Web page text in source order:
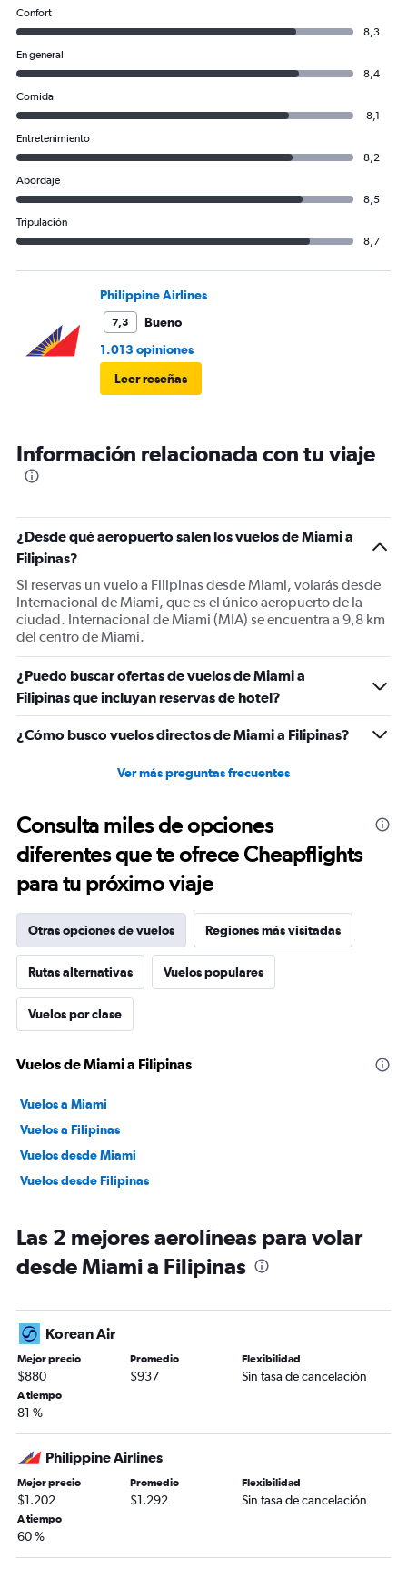
Confort
8,3
En general
8,4
Comida
8,1
Entretenimiento
8,2
Abordaje
8,5
Tripulación
8,7
Philippine Airlines
7,3
Bueno
1.013 opiniones
Leer reseñas
Información relacionada con tu viaje
¿Desde qué aeropuerto salen los vuelos de Miami a
Filipinas?
Si reservas un vuelo a Filipinas desde Miami, volarás desde
Internacional de Miami, que es el único aeropuerto de la
ciudad. Internacional de Miami (MIA) se encuentra a 9,8 km
del centro de Miami.
¿Puedo buscar ofertas de vuelos de Miami a
Filipinas que incluyan reservas de hotel?
¿Cómo busco vuelos directos de Miami a Filipinas?
Ver más preguntas frecuentes
Consulta miles de opciones
diferentes que te ofrece Cheapflights
para tu próximo viaje
Otras opciones de vuelos Regiones más visitadas
Rutas alternativas Vuelos populares
Vuelos por clase
Vuelos de Miami a Filipinas
Vuelos a Miami
Vuelos a Filipinas
Vuelos desde Miami
Vuelos desde Filipinas
Las 2 mejores aerolíneas para volar
desde Miami a Filipinas
Korean Air
Mejor precio
$880
Promedio
$937
Flexibilidad
Sin tasa de cancelación
A tiempo
81 %
Philippine Airlines
Mejor precio
$1.202
Promedio
$1.292
Flexibilidad
Sin tasa de cancelación
A tiempo
60 %